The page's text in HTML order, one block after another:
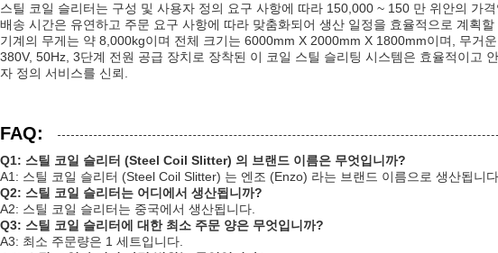
스틸 코일 슬리터는 구성 및 사용자 정의 요구 사항에 따라 150,000 ~ 150 만 위안의 가
배송 시간은 유연하고 주문 요구 사항에 따라 맞춤화되어 생산 일정을 효율적으로 계획
기계의 무게는 약 8,000kg이며 전체 크기는 6000mm X 2000mm X 1800mm이며, 무거
380V, 50Hz, 3단계 전원 공급 장치로 장착된 이 코일 스틸 슬리팅 시스템은 효율적이고
자 정의 서비스를 신뢰.
FAQ:
Q1: 스틸 코일 슬리터 (Steel Coil Slitter) 의 브랜드 이름은 무엇입니까?
A1: 스틸 코일 슬리터 (Steel Coil Slitter) 는 엔조 (Enzo) 라는 브랜드 이름으로 생산됩니다.
Q2: 스틸 코일 슬리터는 어디에서 생산됩니까?
A2: 스틸 코일 슬리터는 중국에서 생산됩니다.
Q3: 스틸 코일 슬리터에 대한 최소 주문 양은 무엇입니까?
A3: 최소 주문량은 1 세트입니다.